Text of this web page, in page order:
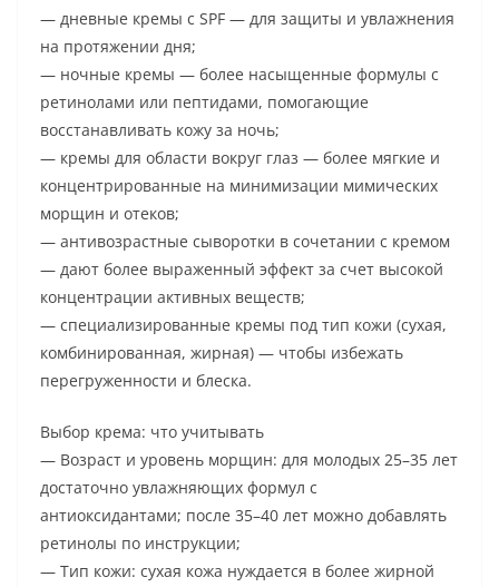
— дневные кремы с SPF — для защиты и увлажнения
на протяжении дня;
— ночные кремы — более насыщенные формулы с
ретинолами или пептидами, помогающие
восстанавливать кожу за ночь;
— кремы для области вокруг глаз — более мягкие и
концентрированные на минимизации мимических
морщин и отеков;
— антивозрастные сыворотки в сочетании с кремом
— дают более выраженный эффект за счет высокой
концентрации активных веществ;
— специализированные кремы под тип кожи (сухая,
комбинированная, жирная) — чтобы избежать
перегруженности и блеска.
Выбор крема: что учитывать
— Возраст и уровень морщин: для молодых 25–35 лет
достаточно увлажняющих формул с
антиоксидантами; после 35–40 лет можно добавлять
ретинолы по инструкции;
— Тип кожи: сухая кожа нуждается в более жирной